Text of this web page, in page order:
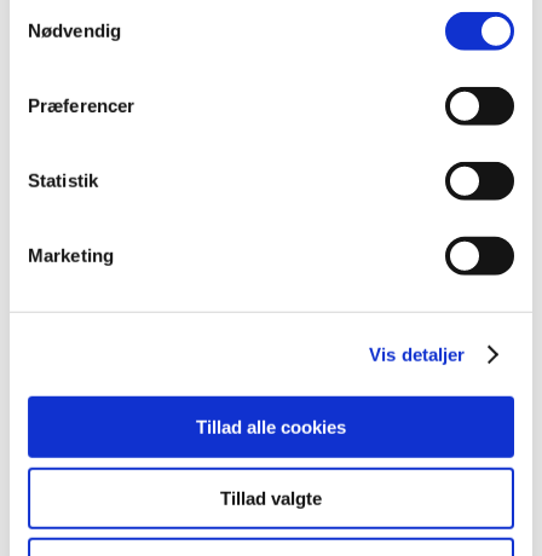
Nødvendig
Præferencer
Statistik
Marketing
Vis detaljer
Tillad alle cookies
Tillad valgte
2025 (36)
2023 (55)
2021 (77)
november (3)
juni (5)
april (4)